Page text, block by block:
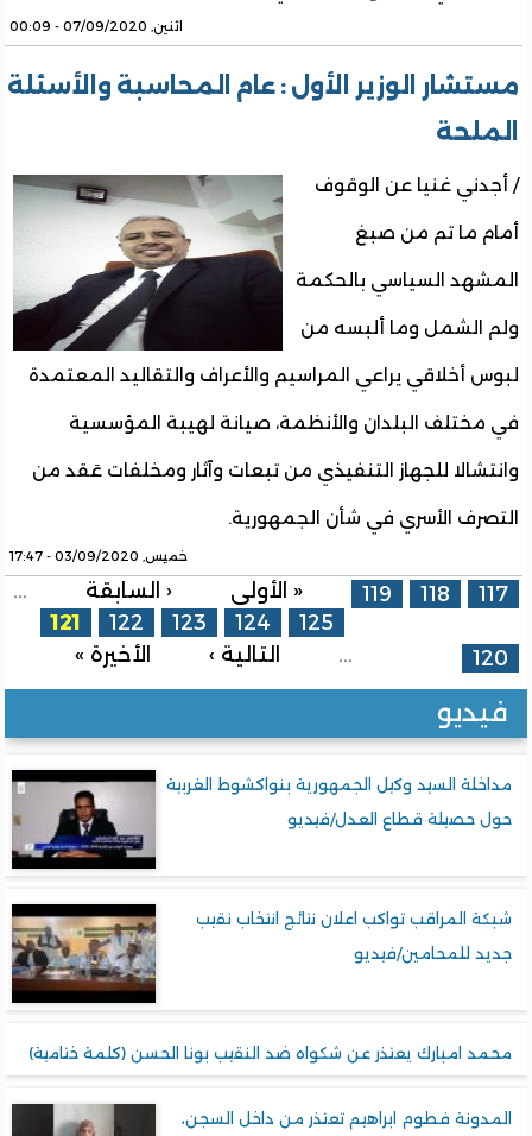
اثنين, 07/09/2020 - 00:09
مستشار الوزير الأول : عام المحاسبة والأسئلة
الملحة
/ أجدني غنيا عن الوقوف
أمام ما تم من صبغ
المشهد السياسي بالحكمة
ولم الشمل وما ألبسه من
لبوس أخلاقي يراعي المراسيم والأعراف والتقاليد المعتمدة
في مختلف البلدان والأنظمة، صيانة لهيبة المؤسسية
وانتشالا للجهاز التنفيذي من تبعات وآثار ومخلفات عَقد من
التصرف الأسري في شأن الجمهورية.
خميس, 03/09/2020 - 17:47
الصفحات « الأولى ‹ السابقة … 117
118
119
120
121 122 123 124
125
…
التالية › الأخيرة »
فيديو
مداخلة السيد وكيل الجمهورية بنواكشوط الغربية
حول حصيلة قطاع العدل/فيديو
شبكة المراقب تواكب اعلان نتائج انتخاب نقيب
جديد للمحامين/فيديو
محمد امبارك يعتذر عن شكواه ضد النقيب بونا الحسن (كلمة ختامية)
المدونة فطوم ابراهيم تعتذر من داخل السجن،